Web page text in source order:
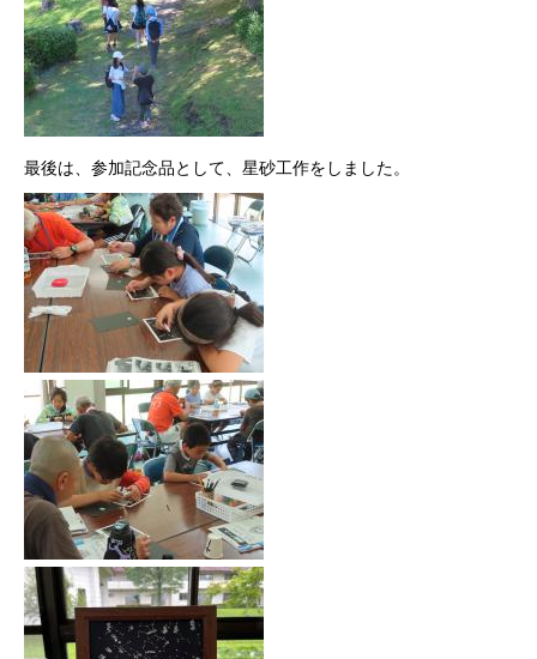
最後は、参加記念品として、星砂工作をしました。